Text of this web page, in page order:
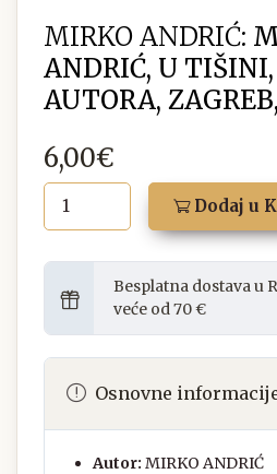
MIRKO ANDRIĆ:
ANDRIĆ, U
AUTORA,
6,00€
Dodaj u
Besplatna dostava u
veće od 70 €
Osnovne
Autor: MIRKO ANDRIĆ